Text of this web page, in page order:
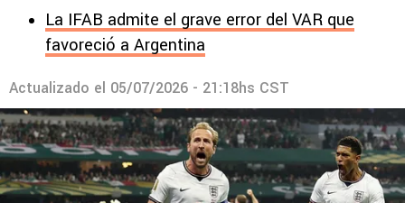
La IFAB admite el grave error del VAR que
favoreció a Argentina
Actualizado el 05/07/2026 - 21:18hs CST